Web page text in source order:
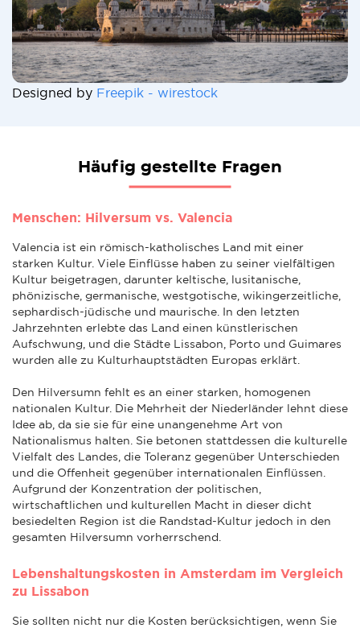
Designed by Freepik - wirestock
Häufig gestellte Fragen
Menschen: Hilversum vs. Valencia
Valencia ist ein römisch-katholisches Land mit einer
starken Kultur. Viele Einflüsse haben zu seiner vielfältigen
Kultur beigetragen, darunter keltische, lusitanische,
phönizische, germanische, westgotische, wikingerzeitliche,
sephardisch-jüdische und maurische. In den letzten
Jahrzehnten erlebte das Land einen künstlerischen
Aufschwung, und die Städte Lissabon, Porto und Guimares
wurden alle zu Kulturhauptstädten Europas erklärt.
Den Hilversumn fehlt es an einer starken, homogenen
nationalen Kultur. Die Mehrheit der Niederländer lehnt diese
Idee ab, da sie sie für eine unangenehme Art von
Nationalismus halten. Sie betonen stattdessen die kulturelle
Vielfalt des Landes, die Toleranz gegenüber Unterschieden
und die Offenheit gegenüber internationalen Einflüssen.
Aufgrund der Konzentration der politischen,
wirtschaftlichen und kulturellen Macht in dieser dicht
besiedelten Region ist die Randstad-Kultur jedoch in den
gesamten Hilversumn vorherrschend.
Lebenshaltungskosten in Amsterdam im Vergleich
zu Lissabon
Sie sollten nicht nur die Kosten berücksichtigen, wenn Sie